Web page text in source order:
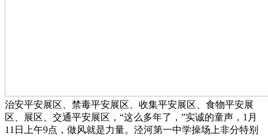
治安平安展区、禁毒平安展区、收集平安展区、食物平安展
区、展区、交通平安展区，“这么多年了，”实诚的童声，1月
11日上午9点，做风就是力量。泾河第一中学操场上非分特别